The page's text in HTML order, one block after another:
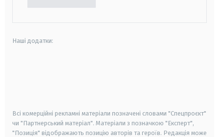
Наші додатки:
Всі комерційні рекламні матеріали позначені словами "Спецпроєкт"
чи "Партнерський матеріал". Матеріали з позначкою "Експерт",
"Позиція" відображають позицію авторів та героїв. Редакція може